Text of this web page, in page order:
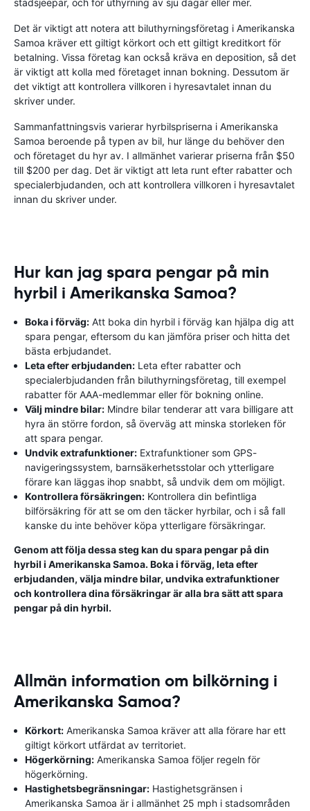
stadsjeepar, och för uthyrning av sju dagar eller mer.
Det är viktigt att notera att biluthyrningsföretag i Amerikanska
Samoa kräver ett giltigt körkort och ett giltigt kreditkort för
betalning. Vissa företag kan också kräva en deposition, så det
är viktigt att kolla med företaget innan bokning. Dessutom är
det viktigt att kontrollera villkoren i hyresavtalet innan du
skriver under.
Sammanfattningsvis varierar hyrbilspriserna i Amerikanska
Samoa beroende på typen av bil, hur länge du behöver den
och företaget du hyr av. I allmänhet varierar priserna från $50
till $200 per dag. Det är viktigt att leta runt efter rabatter och
specialerbjudanden, och att kontrollera villkoren i hyresavtalet
innan du skriver under.
Hur kan jag spara pengar på min
hyrbil i Amerikanska Samoa?
Boka i förväg: Att boka din hyrbil i förväg kan hjälpa dig att
spara pengar, eftersom du kan jämföra priser och hitta det
bästa erbjudandet.
Leta efter erbjudanden: Leta efter rabatter och
specialerbjudanden från biluthyrningsföretag, till exempel
rabatter för AAA-medlemmar eller för bokning online.
Välj mindre bilar: Mindre bilar tenderar att vara billigare att
hyra än större fordon, så överväg att minska storleken för
att spara pengar.
Undvik extrafunktioner: Extrafunktioner som GPS-
navigeringssystem, barnsäkerhetsstolar och ytterligare
förare kan läggas ihop snabbt, så undvik dem om möjligt.
Kontrollera försäkringen: Kontrollera din befintliga
bilförsäkring för att se om den täcker hyrbilar, och i så fall
kanske du inte behöver köpa ytterligare försäkringar.
Genom att följa dessa steg kan du spara pengar på din
hyrbil i Amerikanska Samoa. Boka i förväg, leta efter
erbjudanden, välja mindre bilar, undvika extrafunktioner
och kontrollera dina försäkringar är alla bra sätt att spara
pengar på din hyrbil.
Allmän information om bilkörning i
Amerikanska Samoa?
Körkort: Amerikanska Samoa kräver att alla förare har ett
giltigt körkort utfärdat av territoriet.
Högerkörning: Amerikanska Samoa följer regeln för
högerkörning.
Hastighetsbegränsningar: Hastighetsgränsen i
Amerikanska Samoa är i allmänhet 25 mph i stadsområden